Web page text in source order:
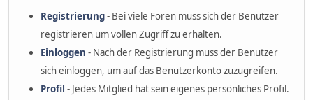
Registrierung- Bei viele Foren muss sich der Benutzer
registrieren um vollen Zugriff zu erhalten.
Einloggen - Nach der Registrierung muss der Benutzer
sich einloggen, um auf das Benutzerkonto zuzugreifen.
Profil - Jedes Mitglied hat sein eigenes persönliches Profil.